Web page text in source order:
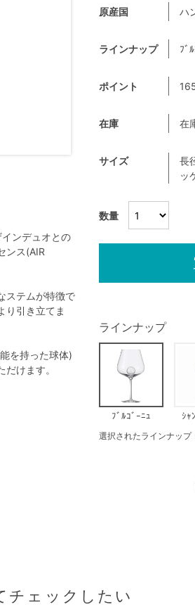
ンデュオとの
ンス(AIR
ステムが特徴で
り引き立てま
を持った球体)
けます。
数量
原産国 ハ
ラインナップ ﾌﾞ
ポイント
在庫 在
サイズ
長
ッ
ラインナップ
ﾌﾞﾙｺﾞｰﾆｭ ｼｬ
選択されたラインナップ
チェックしたい